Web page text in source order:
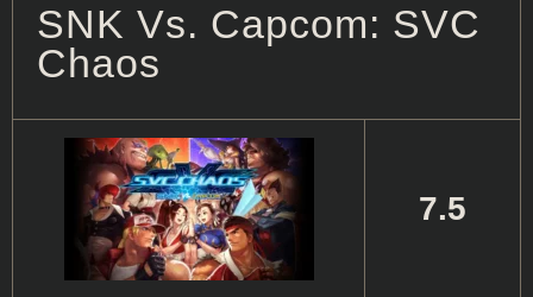
SNK Vs. Capcom: SVC
Chaos
7.5